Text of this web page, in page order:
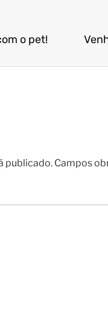
o pet!
publicado. Campos